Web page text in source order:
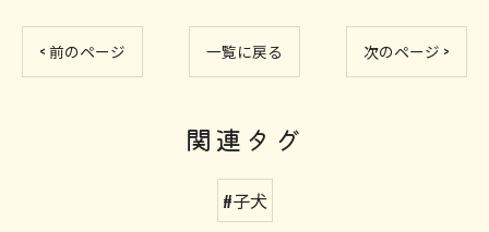
< 前のページ 一覧に戻る 次のページ >
関連タグ
#子犬